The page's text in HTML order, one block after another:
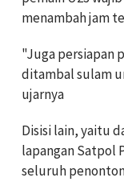
menambah jam
"Juga persiapan
ditambal sulam
ujarnya
Disisi lain, yaitu
lapangan Satpol
seluruh